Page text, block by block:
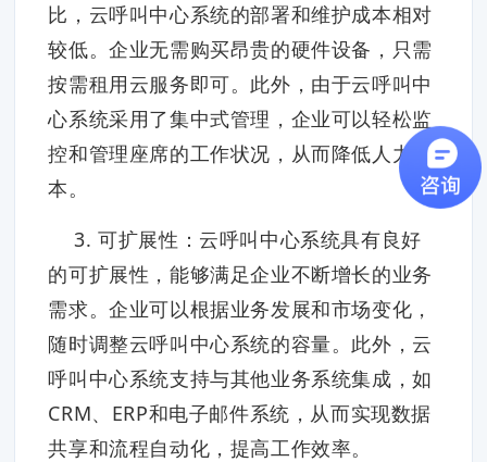
比，云呼叫中心系统的部署和维护成本相对
较低。企业无需购买昂贵的硬件设备，只需
按需租用云服务即可。此外，由于云呼叫中
心系统采用了集中式管理，企业可以轻松监
控和管理座席的工作状况，从而降低人力成
本。
3. 可扩展性：云呼叫中心系统具有良好
的可扩展性，能够满足企业不断增长的业务
需求。企业可以根据业务发展和市场变化，
随时调整云呼叫中心系统的容量。此外，云
呼叫中心系统支持与其他业务系统集成，如
CRM、ERP和电子邮件系统，从而实现数据
共享和流程自动化，提高工作效率。